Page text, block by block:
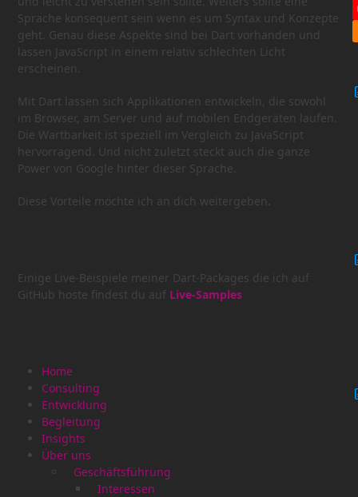
Sprache konsequent sein wenn es um Syntax und Konzepte
geht. Genau diese Aspekte sind bei Dart vorhanden und
lassen JavaScript in einem relativ schlechten Licht
erscheinen.
Mit Dart lassen sich Applikationen entwickeln, die sowohl
im Browser, am Server und auf mobilen Endgeräten laufen.
Die Wartbarkeit ist speziell im Vergleich zu JavaScript
hervorragend. Und nicht zuletzt steckt auch die ganze
Power von Google hinter dieser Sprache.
Diese Vorteile möchte ich an dich weitergeben.
Einige Live-Beispiele meiner Dart-Packages die ich auf
GitHub hoste findest du auf Live-Samples
Home
Consulting
Entwicklung
Begleitung
Insights
Über uns
Geschäftsführung
Interessen